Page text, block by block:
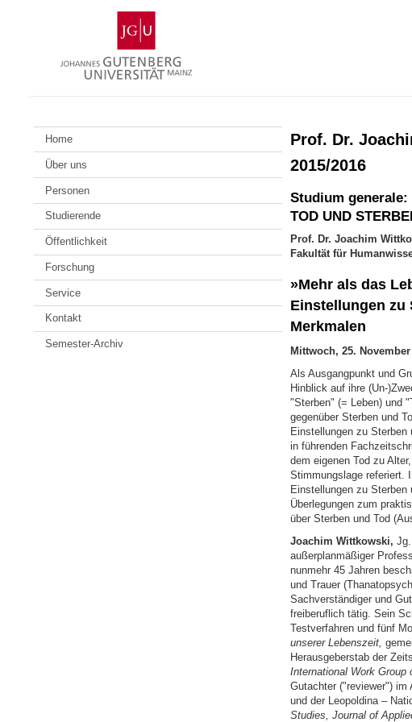
Gutenberg-
Universität
Mainz
Home
Über uns
Personen
Studierende
Öffentlichkeit
Forschung
Service
Kontakt
Semester-Archiv
Prof. Dr.
2015/2016
Studium
TOD UND
Prof. Dr. Joachim
Fakultät für
»Mehr als das
Einstellungen zu
Merkmalen
Mittwoch, 25.
Als Ausgangpunkt und
Hinblick auf ihre (Un-
"Sterben" (= Leben) und
gegenüber Sterben und
Einstellungen zu Sterben
in führenden
dem eigenen Tod zu
Stimmungslage referiert.
Einstellungen zu
Überlegungen zum
über Sterben und Tod
Joachim Wittkowski,
außerplanmäßiger
nunmehr 45 Jahren
und Trauer
Sachverständiger und
freiberuflich tätig. Sein
Testverfahren und fünf
unserer Lebenszeit,
Herausgeberstab der
International Work Group
Gutachter ("reviewer") im
und der Leopoldina –
Studies, Journal of